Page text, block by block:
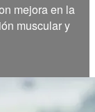
mejora en la
muscular y